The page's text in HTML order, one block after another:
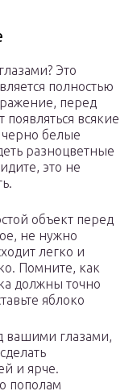
Это
полностью
перед
всякие
белые
разноцветные
это не
объект перед
не нужно
легко и
Помните, как
должны точно
яблоко
вашими глазами,
и ярче.
пополам